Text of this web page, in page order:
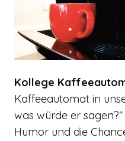
Kollege
Kaffeeautomat in
was würde er
Humor und die